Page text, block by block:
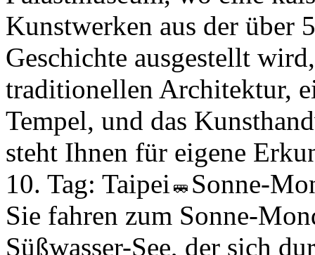
Kunstwerken aus der über
Geschichte ausgestellt
traditionellen Architektur,
Tempel, und das
steht Ihnen für eigene
10. Tag: Taipei
Sonne-
Sie fahren zum Sonne-
Süßwasser-See, der sich